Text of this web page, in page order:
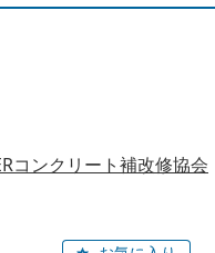
コンクリート補改修協会